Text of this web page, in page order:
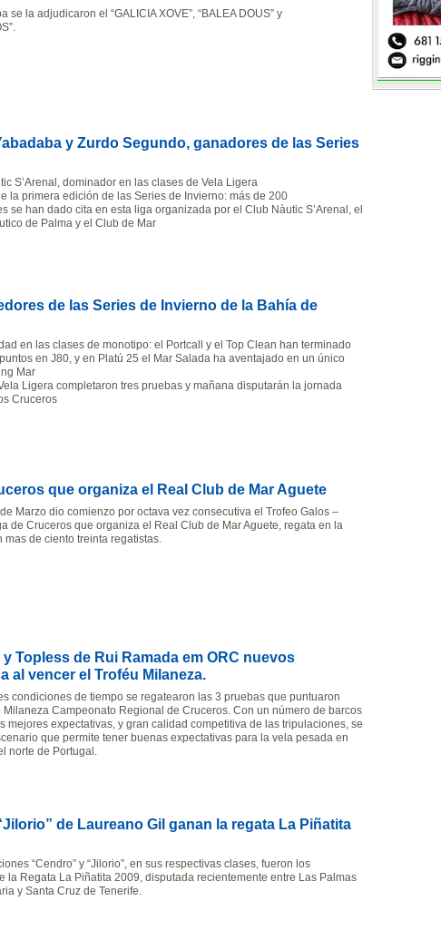
se la adjudicaron el “GALICIA XOVE”, “BALEA DOUS” y
y Zurdo Segundo, ganadores de las Series
S’Arenal, dominador en las clases de Vela Ligera
la primera edición de las Series de Invierno: más de 200
se han dado cita en esta liga organizada por el Club Nàutic S’Arenal, el
de Palma y el Club de Mar
de las Series de Invierno de la Bahía de
en las clases de monotipo: el Portcall y el Top Clean han terminado
en J80, y en Platú 25 el Mar Salada ha aventajado en un único
Mar
Ligera completaron tres pruebas y mañana disputarán la jornada
Cruceros
que organiza el Real Club de Mar Aguete
Marzo dio comienzo por octava vez consecutiva el Trofeo Galos –
de Cruceros que organiza el Real Club de Mar Aguete, regata en la
mas de ciento treinta regatistas.
Topless de Rui Ramada em ORC nuevos
al vencer el Troféu Milaneza.
condiciones de tiempo se regatearon las 3 pruebas que puntuaron
Milaneza Campeonato Regional de Cruceros. Con un número de barcos
mejores expectativas, y gran calidad competitiva de las tripulaciones, se
que permite tener buenas expectativas para la vela pesada en
norte de Portugal.
de Laureano Gil ganan la regata La Piñatita
“Cendro” y “Jilorio”, en sus respectivas clases, fueron los
la Regata La Piñatita 2009, disputada recientemente entre Las Palmas
y Santa Cruz de Tenerife.